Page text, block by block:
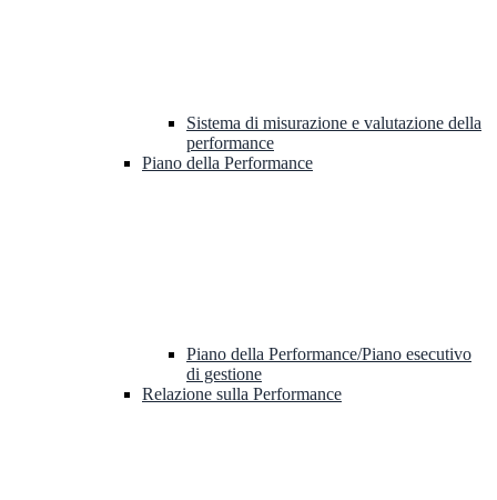
Sistema di misurazione e valutazione della
performance
Piano della Performance
Piano della Performance/Piano esecutivo
di gestione
Relazione sulla Performance